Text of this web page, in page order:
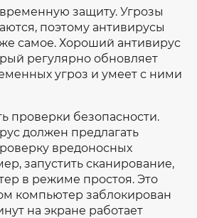
защиту. Угрозы
поэтому антивирусы
самое. Хороший антивирус
регулярно обновляет
угроз и умеет с ними
проверки безопасности.
должен предлагать
вредоносных
запустить сканирование,
в режиме простоя. Это
компьютер заблокирован
на экране работает